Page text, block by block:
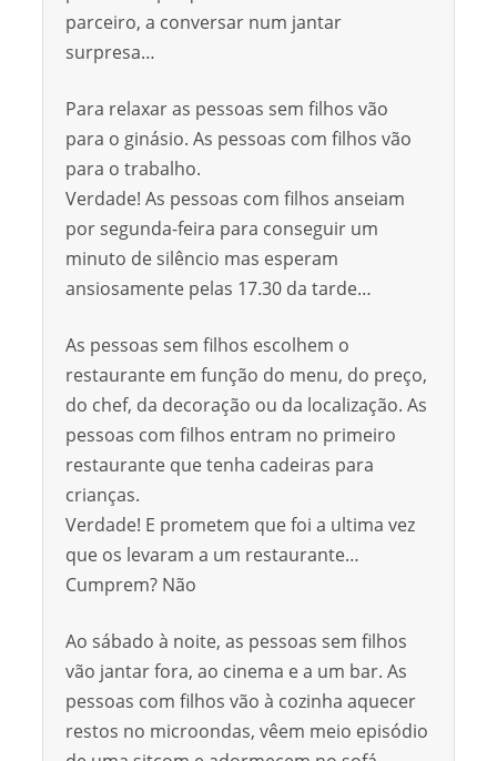
parceiro, a conversar num jantar
surpresa…
Para relaxar as pessoas sem filhos vão
para o ginásio. As pessoas com filhos vão
para o trabalho.
Verdade! As pessoas com filhos anseiam
por segunda-feira para conseguir um
minuto de silêncio mas esperam
ansiosamente pelas 17.30 da tarde…
As pessoas sem filhos escolhem o
restaurante em função do menu, do preço,
do chef, da decoração ou da localização. As
pessoas com filhos entram no primeiro
restaurante que tenha cadeiras para
crianças.
Verdade! E prometem que foi a ultima vez
que os levaram a um restaurante…
Cumprem? Não
Ao sábado à noite, as pessoas sem filhos
vão jantar fora, ao cinema e a um bar. As
pessoas com filhos vão à cozinha aquecer
restos no microondas, vêem meio episódio